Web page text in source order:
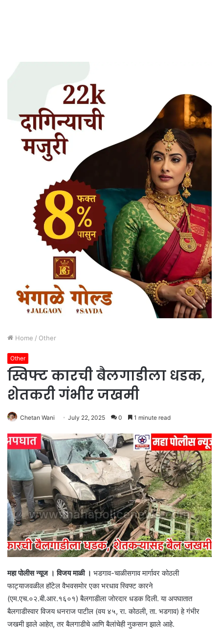
Home / Other
Other
स्विफ्ट कारची बैलगाडीला धडक,
शेतकरी गंभीर जखमी
Chetan Wani July 22, 2025 0 1 minute read
महा पोलीस न्यूज । विजय माळी । भडगाव-चाळीसगाव मार्गावर कोठली
फाट्याजवळील हॉटेल वैभवसमोर एका भरधाव स्विफ्ट कारने
(एम.एच.०२.बी.आर.१६०१) बैलगाडीला जोरदार धडक दिली. या अपघातात
बैलगाडीस्वार विजय धनराज पाटील (वय ४५, रा. कोठली, ता. भडगाव) हे गंभीर
जखमी झाले आहेत, तर बैलगाडीचे आणि बैलांचेही नुकसान झाले आहे.